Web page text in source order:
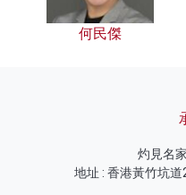
何民傑
灼見名
地址 : 香港黃竹坑